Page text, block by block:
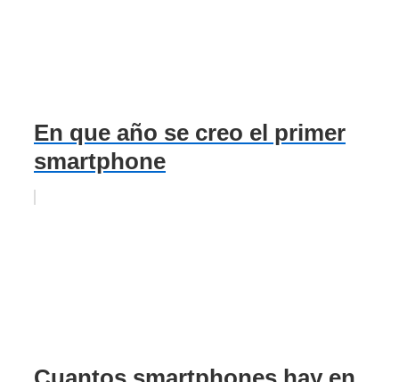
En que año se creo el primer
smartphone